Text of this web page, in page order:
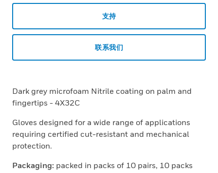
支持
联系我们
Dark grey microfoam Nitrile coating on palm and
fingertips - 4X32C
Gloves designed for a wide range of applications
requiring certified cut-resistant and mechanical
protection.
Packaging: packed in packs of 10 pairs, 10 packs